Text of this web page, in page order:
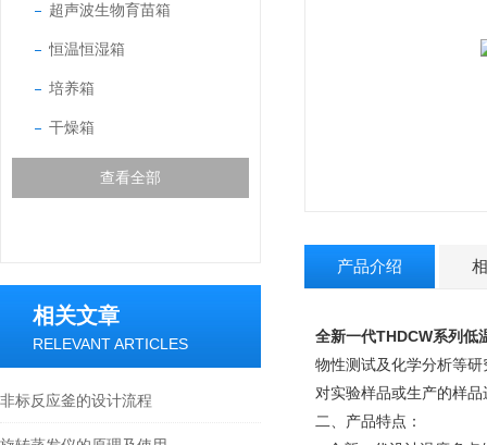
超声波生物育苗箱
恒温恒湿箱
培养箱
干燥箱
查看全部
相关文章
RELEVANT ARTICLES
非标反应釜的设计流程
产品介绍
全新一代THDCW系列低
物性测试及化学分析等
对实验样品或生产的样
二、产品特点：